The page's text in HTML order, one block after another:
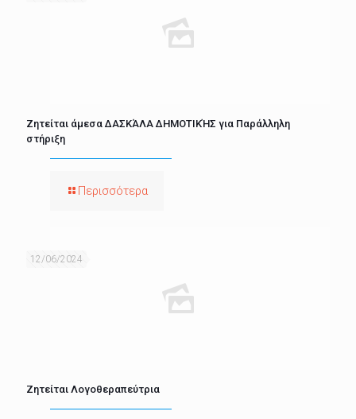
Ζητείται άμεσα ΔΑΣΚΆΛΑ ΔΗΜΟΤΙΚΉΣ για Παράλληλη
στήριξη
Περισσότερα
12/06/2024
Ζητείται Λογοθεραπεύτρια